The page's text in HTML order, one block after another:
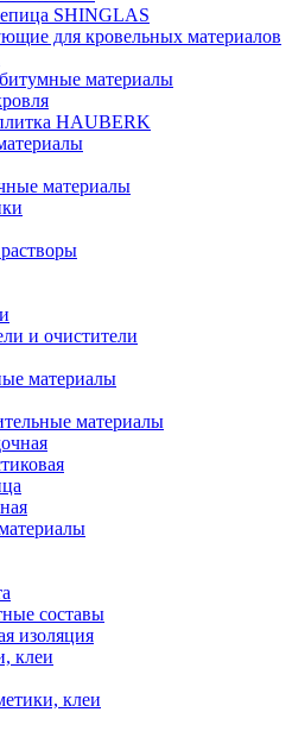
SHINGLAS
для кровельных материалов
материалы
HAUBERK
материалы
и очистители
материалы
материалы
составы
изоляция
клеи
клеи